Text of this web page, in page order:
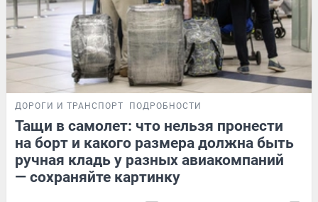
ДОРОГИ И ТРАНСПОРТ ПОДРОБНОСТИ
Тащи в самолет: что нельзя пронести
на борт и какого размера должна быть
ручная кладь у разных авиакомпаний
— сохраняйте картинку